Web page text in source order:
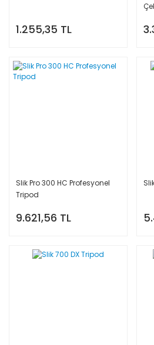
1.255,35 TL
Slik Pro 300 HC Profesyonel
Tripod
9.621,56 TL